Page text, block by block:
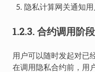
隐私计算网关通知
1.2.3. 合约调用阶段
用户可以随时发起对已
在调用隐私合约前，用